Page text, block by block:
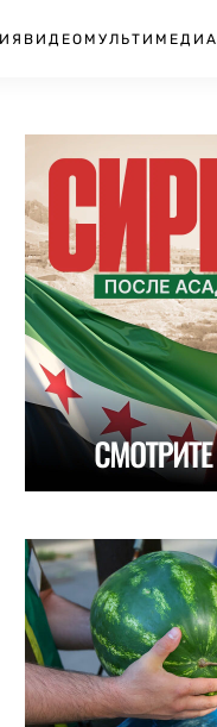
ВИДЕО МУЛЬТИМЕДИА